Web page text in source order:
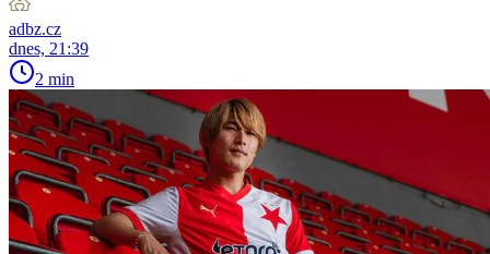
adbz.cz
dnes, 21:39
2 min